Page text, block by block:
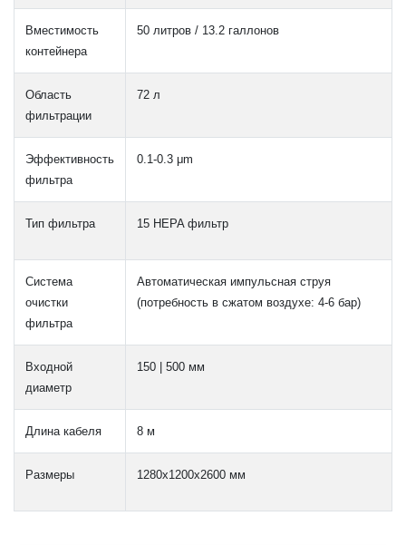
Вместимость
контейнера
50 литров / 13.2 галлонов
Область
фильтрации
72 л
Эффективность
фильтра
0.1-0.3 μm
Тип фильтра 15 HEPA фильтр
Система
очистки
фильтра
Автоматическая импульсная струя
(потребность в сжатом воздухе: 4-6 бар)
Входной
диаметр
150 | 500 мм
Длина кабеля 8 м
Размеры 1280х1200х2600 мм